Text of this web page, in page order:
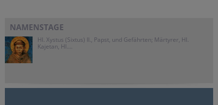
NAMENSTAGE
Hl. Xystus (Sixtus) II., Papst, und Gefährten; Märtyrer, Hl.
Kajetan, Hl....